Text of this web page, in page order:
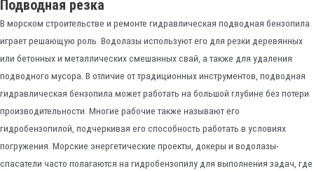
Подводная резка
В морском строительстве и ремонте гидравлическая подводная бензопила
играет решающую роль. Водолазы используют его для резки деревянных
или бетонных и металлических смешанных свай, а также для удаления
подводного мусора. В отличие от традиционных инструментов, подводная
гидравлическая бензопила может работать на большой глубине без потери
производительности. Многие рабочие также называют его
гидробензопилой, подчеркивая его способность работать в условиях
погружения. Морские энергетические проекты, докеры и водолазы-
спасатели часто полагаются на гидробензопилу для выполнения задач, где